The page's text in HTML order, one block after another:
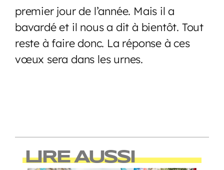
premier jour de l’année. Mais il a
bavardé et il nous a dit à bientôt. Tout
reste à faire donc. La réponse à ces
vœux sera dans les urnes.
LIRE AUSSI